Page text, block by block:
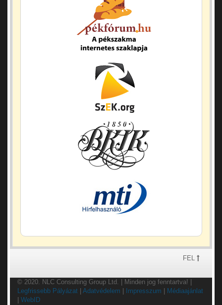
FEL
© 2020. NLC Consulting Group Ltd. | Minden jog fenntartva! |
Legfrissebb Pályázat
Adatvédelem Impresszum
Médiaajánlat
WebID